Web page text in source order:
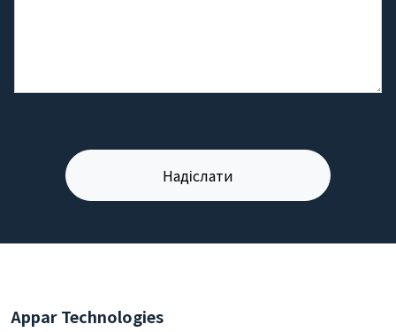
Appar Technologies